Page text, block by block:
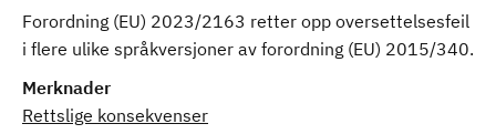
Forordning (EU) 2023/2163 retter opp oversettelsesfeil
i flere ulike språkversjoner av forordning (EU) 2015/340.
Merknader
Rettslige konsekvenser